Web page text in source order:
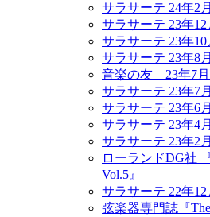
サラサーテ 24年2
サラサーテ 23年12
サラサーテ 23年10
サラサーテ 23年8
音楽の友 23年7
サラサーテ 23年7
サラサーテ 23年6
サラサーテ 23年4
サラサーテ 23年2
ローランドDG社
Vol.5』
サラサーテ 22年12
弦楽器専門誌『